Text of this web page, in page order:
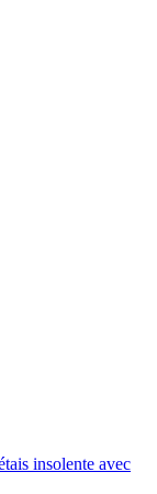
insolente avec